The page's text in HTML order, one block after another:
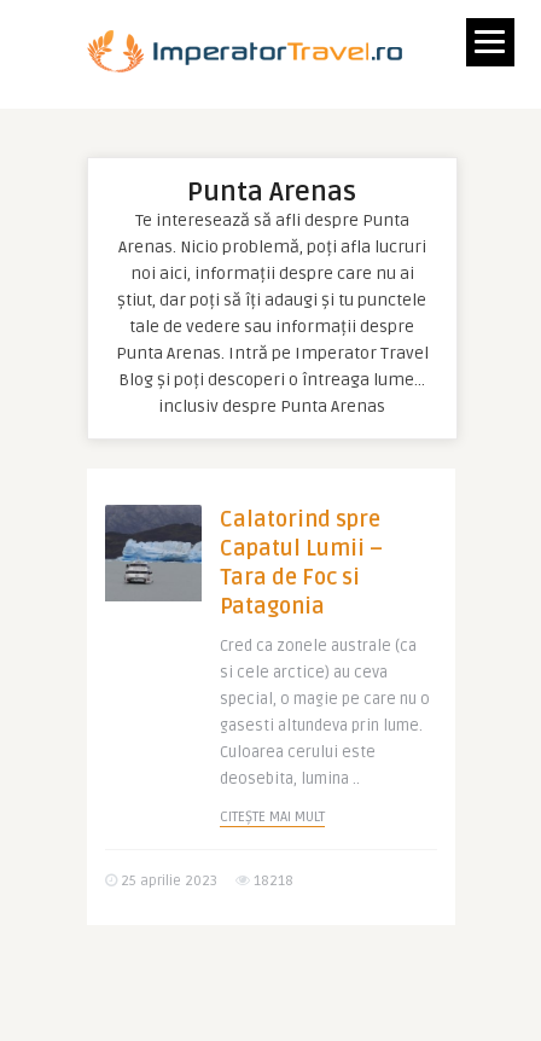
Punta Arenas
Te interesează să afli despre Punta
Arenas. Nicio problemă, poți afla lucruri
noi aici, informații despre care nu ai
știut, dar poți să îți adaugi și tu punctele
tale de vedere sau informații despre
Punta Arenas. Intră pe Imperator Travel
Blog și poți descoperi o întreaga lume…
inclusiv despre Punta Arenas
Calatorind spre
Capatul Lumii –
Tara de Foc si
Patagonia
Cred ca zonele australe (ca
si cele arctice) au ceva
special, o magie pe care nu o
gasesti altundeva prin lume.
Culoarea cerului este
deosebita, lumina ..
CITEȘTE MAI MULT
25 aprilie 2023 18218